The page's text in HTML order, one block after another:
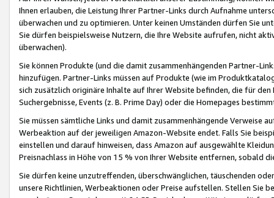
Ihnen erlauben, die Leistung Ihrer Partner-Links durch Aufnahme
überwachen und zu optimieren. Unter keinen Umständen dürfen Sie
Sie dürfen beispielsweise Nutzern, die Ihre Website aufrufen, nicht
überwachen).
Sie können Produkte (und die damit zusammenhängenden Partner-
hinzufügen. Partner-Links müssen auf Produkte (wie im
sich zusätzlich originäre Inhalte auf Ihrer Website befinden, die für
Suchergebnisse, Events (z. B. Prime Day) oder die Homepages
Sie müssen sämtliche Links und damit zusammenhängende
Werbeaktion auf der jeweiligen Amazon-Website endet. Falls Sie
einstellen und darauf hinweisen, dass Amazon auf ausgewählte
Preisnachlass in Höhe von 15 % von Ihrer Website entfernen, sobald
Sie dürfen keine unzutreffenden, überschwänglichen, täuschenden
unsere Richtlinien, Werbeaktionen oder Preise aufstellen. Stellen Sie